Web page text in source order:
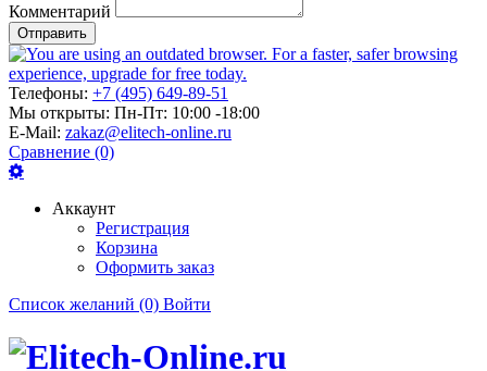
Комментарий
Отправить
Телефоны: +7 (495) 649-89-51
Мы открыты: Пн-Пт: 10:00 -18:00
E-Mail: zakaz@elitech-online.ru
Сравнение (0)
Аккаунт
Регистрация
Корзина
Оформить заказ
Список желаний (0) Войти